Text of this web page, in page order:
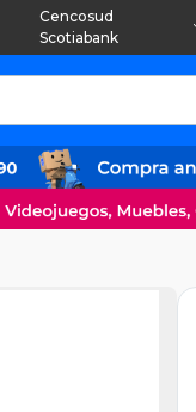
Cencosud
Scotiabank